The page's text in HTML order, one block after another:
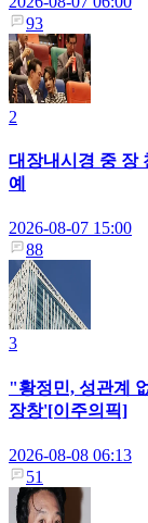
93
2
대장내시경 중 장
예
2026-08-07 15:00
88
3
"황정민, 성관계
장창'[이주의픽]
2026-08-08 06:13
51